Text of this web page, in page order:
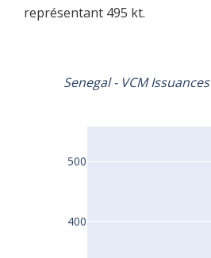
représentant 495 kt.
400
500
Senegal - VCM Issuances